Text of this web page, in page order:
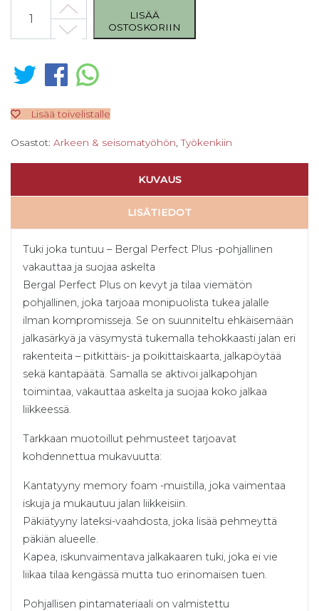
Bergal Perfect Plus -pohjallinen, koko 36. Naisten malli! määrä
LISÄÄ
OSTOSKORIIN
Lisää toivelistalle
Osastot: Arkeen & seisomatyöhön,Työkenkiin
KUVAUS
LISÄTIEDOT
Tuki joka tuntuu – Bergal Perfect Plus -pohjallinen
vakauttaa ja suojaa askelta
Bergal Perfect Plus on kevyt ja tilaa viemätön
pohjallinen, joka tarjoaa monipuolista tukea jalalle
ilman kompromisseja. Se on suunniteltu ehkäisemään
jalkasärkyä ja väsymystä tukemalla tehokkaasti jalan eri
rakenteita – pitkittäis- ja poikittaiskaarta, jalkapöytää
sekä kantapäätä. Samalla se aktivoi jalkapohjan
toimintaa, vakauttaa askelta ja suojaa koko jalkaa
liikkeessä.
Tarkkaan muotoillut pehmusteet tarjoavat
kohdennettua mukavuutta:
Kantatyyny memory foam -muistilla, joka vaimentaa
iskuja ja mukautuu jalan liikkeisiin.
Päkiätyyny lateksi-vaahdosta, joka lisää pehmeyttä
päkiän alueelle.
Kapea, iskunvaimentava jalkakaaren tuki, joka ei vie
liikaa tilaa kengässä mutta tuo erinomaisen tuen.
Pohjallisen pintamateriaali on valmistettu